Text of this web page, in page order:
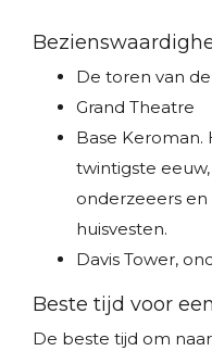
De toren van
Grand Theatre
Base
twintigste
onderzeeers
huisvesten.
Davis Tower,
Beste tijd voor
De beste tijd om